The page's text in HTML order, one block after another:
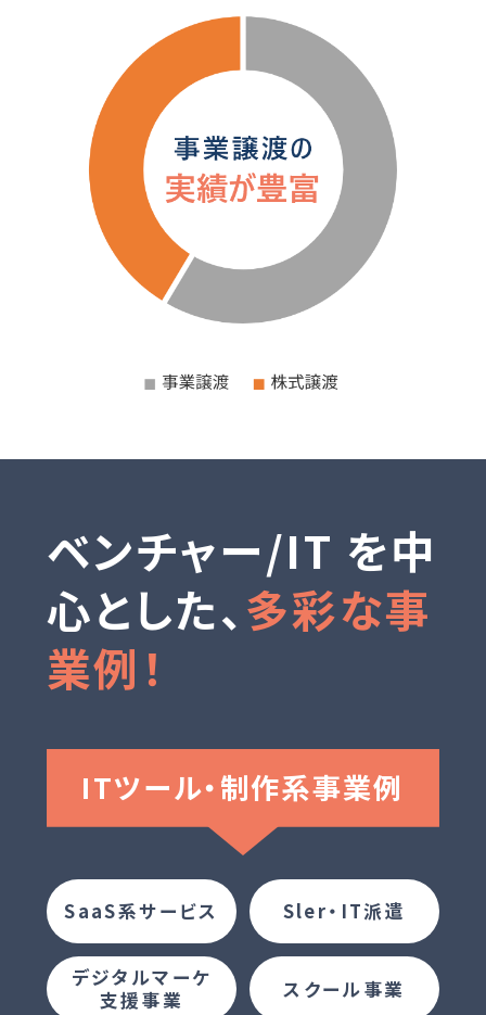
ベンチャー/IT を中
心とした、多彩な事
業例！
ITツール・制作系事業例
SaaS系サービス Sler・IT派遣
デジタルマーケ
⽀援事業
スクール事業